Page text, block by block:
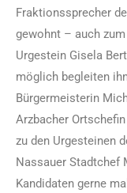
Fraktionssprecher
gewohnt – auch
Urgestein Gisela
möglich begleiten
Bürgermeisterin
Arzbacher
zu den Urgesteinen
Nassauer Stadtchef
Kandidaten gerne